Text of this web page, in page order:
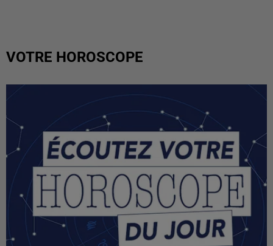
VOTRE HOROSCOPE